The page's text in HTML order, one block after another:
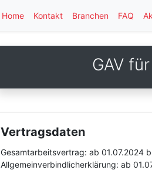
Home Kontakt Branchen FAQ
GAV
Vertragsdaten
Gesamtarbeitsvertrag: ab 01.07.2024
Allgemeinverbindlicherklärung: ab